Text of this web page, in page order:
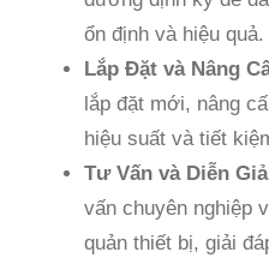
ổn định và hiệu quả.
Lắp Đặt và Nâng
lắp đặt mới, nâng
hiệu suất và tiết
Tư Vấn và Diễn
vấn chuyên nghiệp
quản thiết bị, giải